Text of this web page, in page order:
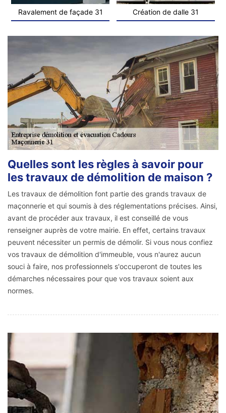
Ravalement de façade 31 Création de dalle 31
Quelles sont les règles à savoir pour
les travaux de démolition de maison ?
Les travaux de démolition font partie des grands travaux de
maçonnerie et qui soumis à des réglementations précises. Ainsi,
avant de procéder aux travaux, il est conseillé de vous
renseigner auprès de votre mairie. En effet, certains travaux
peuvent nécessiter un permis de démolir. Si vous nous confiez
vos travaux de démolition d'immeuble, vous n'aurez aucun
souci à faire, nos professionnels s'occuperont de toutes les
démarches nécessaires pour que vos travaux soient aux
normes.